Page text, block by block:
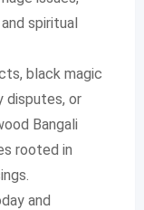
spiritual
black magic
disputes, or
Bangali
rooted in
and